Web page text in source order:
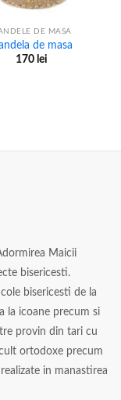
DE MASA
de masa
170 lei
Maicii
bisericesti.
bisericesti de la
la icoane precum si
provin din tari cu
ortodoxe precum
in manastirea